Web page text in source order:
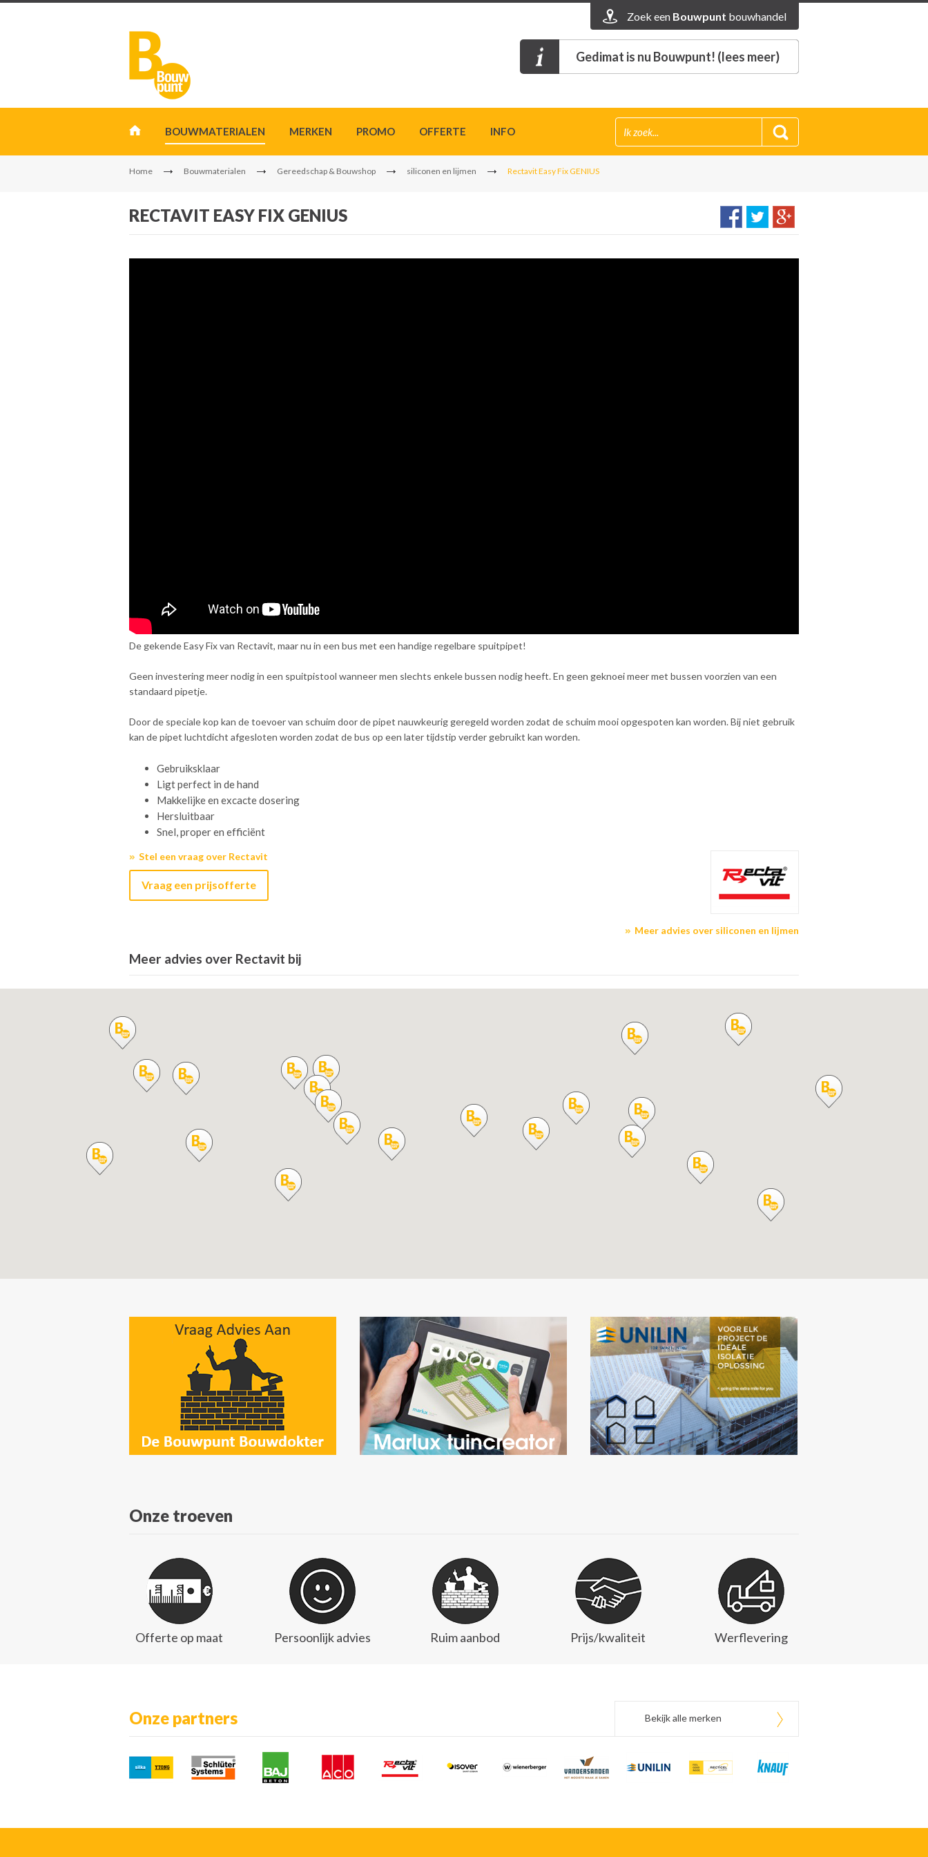
Zoek een Bouwpunt bouwhandel
Gedimat is nu Bouwpunt! (lees meer)
BOUWMATERIALEN MERKEN PROMO OFFERTE INFO
Home Bouwmaterialen Gereedschap & Bouwshop siliconen en lijmen Rectavit Easy Fix GENIUS
RECTAVIT EASY FIX GENIUS
De gekende Easy Fix van Rectavit, maar nu in een bus met een handige regelbare spuitpipet!
Geen investering meer nodig in een spuitpistool wanneer men slechts enkele bussen nodig heeft. En geen geknoei meer met bussen voorzien van een
standaard pipetje.
Door de speciale kop kan de toevoer van schuim door de pipet nauwkeurig geregeld worden zodat de schuim mooi opgespoten kan worden. Bij niet gebruik
kan de pipet luchtdicht afgesloten worden zodat de bus op een later tijdstip verder gebruikt kan worden.
Gebruiksklaar
Ligt perfect in de hand
Makkelijke en excacte dosering
Hersluitbaar
Snel, proper en efficiënt
Meer advies over siliconen en lijmen
Stel een vraag over Rectavit
Vraag een prijsofferte
Meer advies over Rectavit bij
Onze troeven
Offerte op maat Persoonlijk advies Ruim aanbod Prijs/kwaliteit Werflevering
Onze partners Bekijk alle merken